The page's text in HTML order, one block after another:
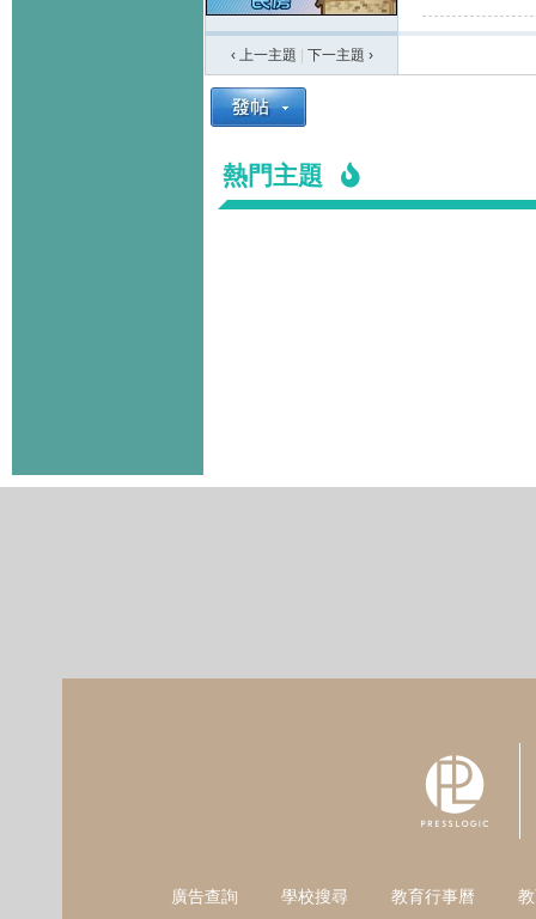
‹ 上一主題 下一主題 ›
熱門主題
廣告查詢 學校搜尋 教育行事曆